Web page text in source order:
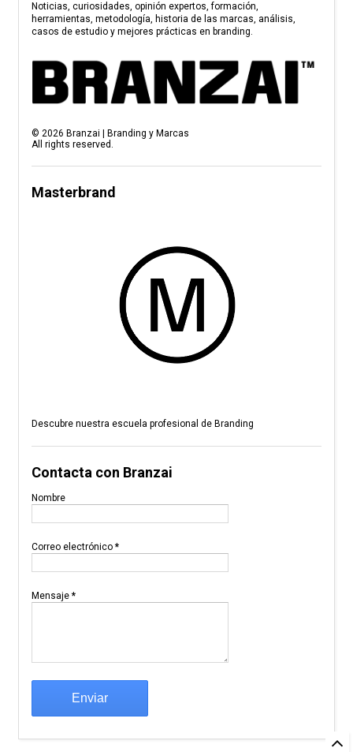
Noticias, curiosidades, opinión expertos, formación,
herramientas, metodología, historia de las marcas, análisis,
casos de estudio y mejores prácticas en branding.
© 2026 Branzai | Branding y Marcas
All rights reserved.
Masterbrand
Descubre nuestra escuela profesional de Branding
Contacta con Branzai
Nombre
Correo electrónico *
Mensaje *